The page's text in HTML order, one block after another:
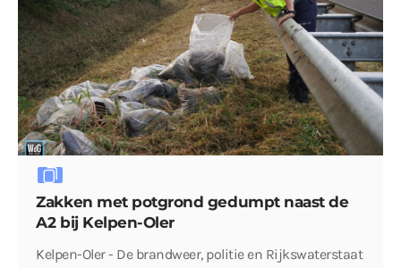
Zakken met potgrond gedumpt naast de
A2 bij Kelpen-Oler
Kelpen-Oler - De brandweer, politie en Rijkswaterstaat